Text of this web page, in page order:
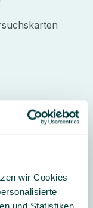
wir Cookies